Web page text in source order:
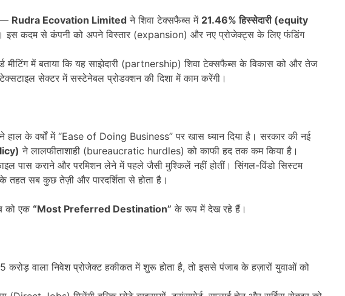
— Rudra Ecovation Limited ने शिवा टेक्सफैब्स में 21.46%हिस्सेदारी (equity
इस कदम से कंपनी को अपने विस्तार (expansion) और नए प्रोजेक्ट्स के लिए फंडिंग
में बताया कि यह साझेदारी (partnership) शिवा टेक्सफैब्स के विकास को और तेज
सेक्टर में सस्टेनेबल प्रोडक्शन की दिशा में काम करेंगी।
हाल के वर्षों में “Ease of Doing Business” पर खास ध्यान दिया है। सरकार की नई
ने लालफीताशाही (bureaucratic hurdles) को काफी हद तक कम किया है।
पास कराने और परमिशन लेने में पहले जैसी मुश्किलें नहीं होतीं। सिंगल-विंडो सिस्टम
सब कुछ तेज़ी और पारदर्शिता से होता है।
को एक “Most Preferred Destination” के रूप में देख रहे हैं।
करोड़ वाला निवेश प्रोजेक्ट हकीकत में शुरू होता है, तो इससे पंजाब के हज़ारों युवाओं को